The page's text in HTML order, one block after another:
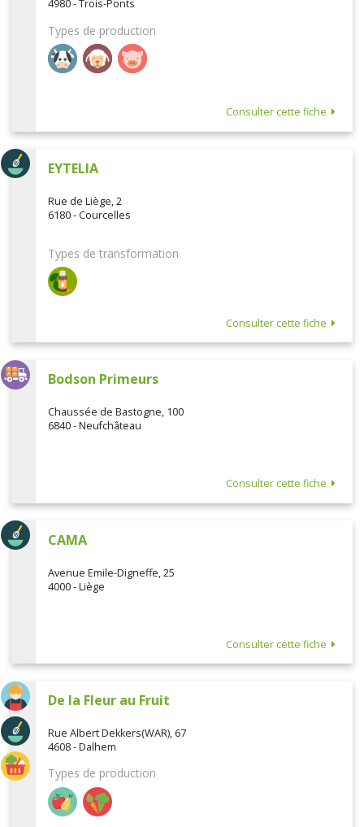
4980 - Trois-Ponts
Types de production
Consulter cette fiche
EYTELIA
Rue de Liège, 2
6180 - Courcelles
Types de transformation
Consulter cette fiche
Bodson Primeurs
Chaussée de Bastogne, 100
6840 - Neufchâteau
Consulter cette fiche
CAMA
Avenue Emile-Digneffe, 25
4000 - Liège
Consulter cette fiche
De la Fleur au Fruit
Rue Albert Dekkers(WAR), 67
4608 - Dalhem
Types de production